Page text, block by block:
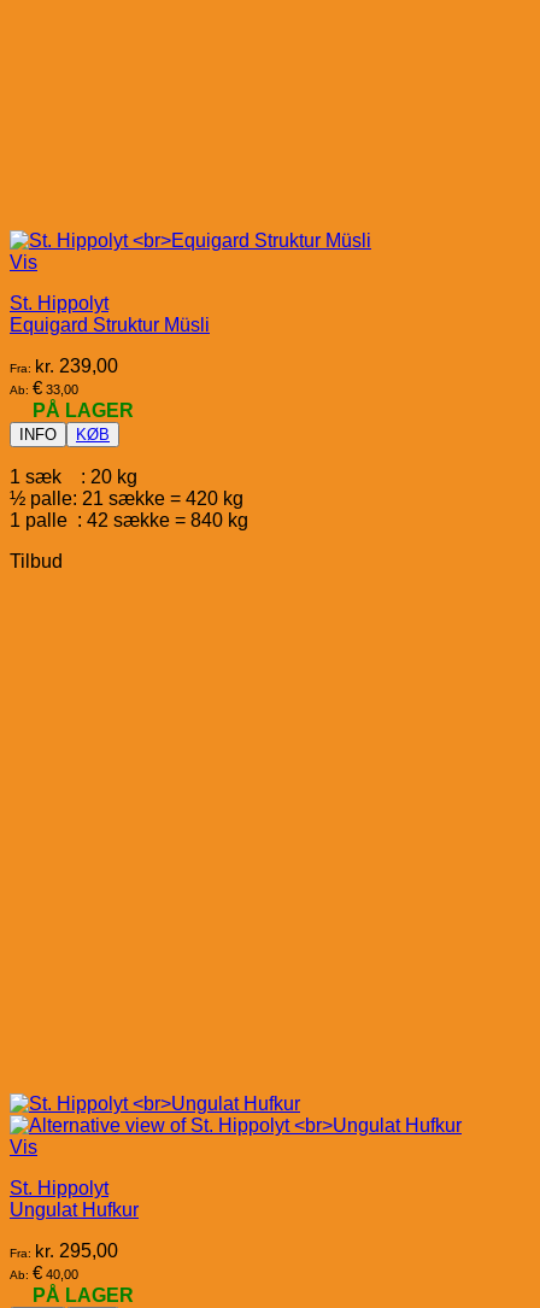
Vis
St. Hippolyt
Equigard Struktur Müsli
Fra: kr. 239,00
Ab: € 33,00
PÅ LAGER
INFO KØB
1 sæk : 20 kg
½ palle: 21 sække = 420 kg
1 palle : 42 sække = 840 kg
Tilbud
Vis
St. Hippolyt
Ungulat Hufkur
Fra: kr. 295,00
Ab: € 40,00
PÅ LAGER